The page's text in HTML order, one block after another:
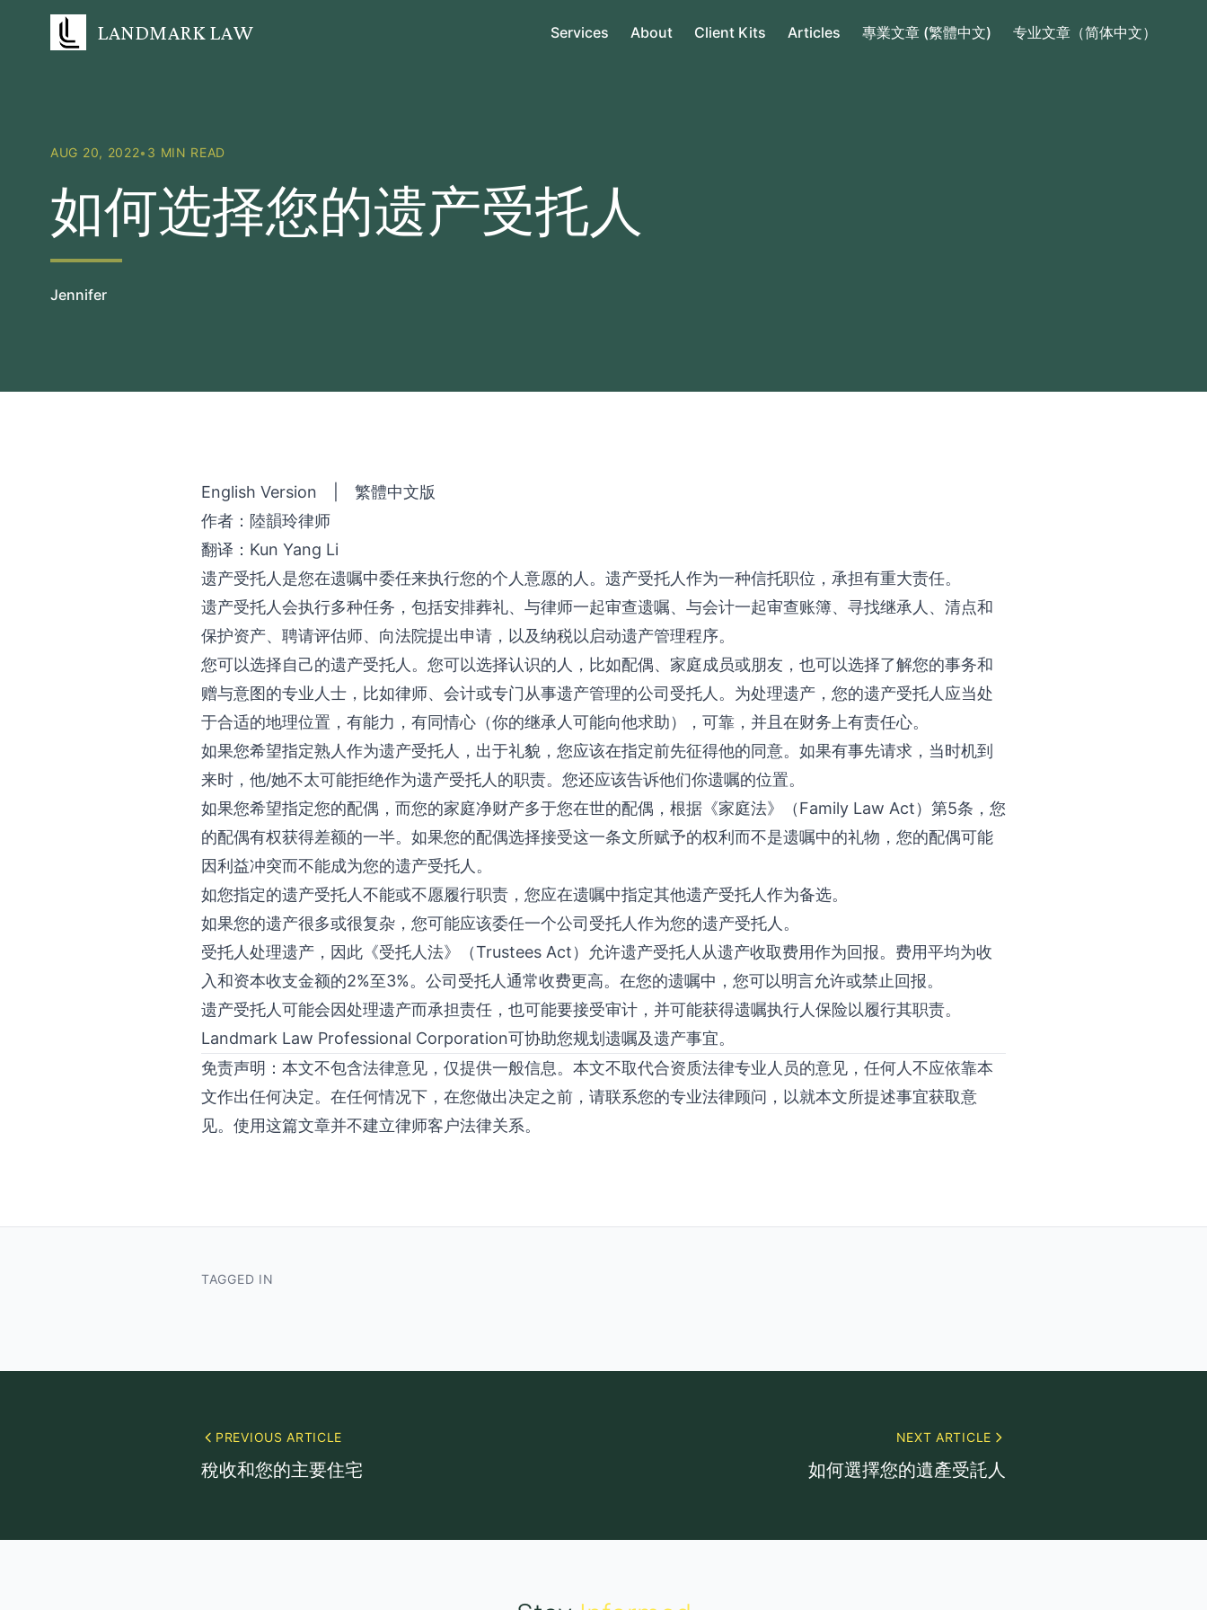
LANDMARK LAW Services About Client Kits Articles 專業文章 (繁體中文) 专业文章（简体中文）
AUG 20, 2022• 3 MIN READ
如何选择您的遗产受托人
Jennifer
English Version
繁體中文版
作者：陸韻玲律师
翻译：Kun Yang Li
遗产受托人是您在遗嘱中委任来执行您的个人意愿的人。遗产受托人作为一种信托职位，承担有重大责任。
遗产受托人会执行多种任务，包括安排葬礼、与律师一起审查遗嘱、与会计一起审查账簿、寻找继承人、清点和
保护资产、聘请评估师、向法院提出申请，以及纳税以启动遗产管理程序。
您可以选择自己的遗产受托人。您可以选择认识的人，比如配偶、家庭成员或朋友，也可以选择了解您的事务和
赠与意图的专业人士，比如律师、会计或专门从事遗产管理的公司受托人。为处理遗产，您的遗产受托人应当处
于合适的地理位置，有能力，有同情心（你的继承人可能向他求助），可靠，并且在财务上有责任心。
如果您希望指定熟人作为遗产受托人，出于礼貌，您应该在指定前先征得他的同意。如果有事先请求，当时机到
来时，他/她不太可能拒绝作为遗产受托人的职责。您还应该告诉他们你遗嘱的位置。
如果您希望指定您的配偶，而您的家庭净财产多于您在世的配偶，根据《家庭法》（Family Law Act）第5条，您
的配偶有权获得差额的一半。如果您的配偶选择接受这一条文所赋予的权利而不是遗嘱中的礼物，您的配偶可能
因利益冲突而不能成为您的遗产受托人。
如您指定的遗产受托人不能或不愿履行职责，您应在遗嘱中指定其他遗产受托人作为备选。
如果您的遗产很多或很复杂，您可能应该委任一个公司受托人作为您的遗产受托人。
受托人处理遗产，因此《受托人法》（Trustees Act）允许遗产受托人从遗产收取费用作为回报。费用平均为收
入和资本收支金额的2%至3%。公司受托人通常收费更高。在您的遗嘱中，您可以明言允许或禁止回报。
遗产受托人可能会因处理遗产而承担责任，也可能要接受审计，并可能获得遗嘱执行人保险以履行其职责。
Landmark Law Professional Corporation可协助您规划遗嘱及遗产事宜。
免责声明：本文不包含法律意见，仅提供一般信息。本文不取代合资质法律专业人员的意见，任何人不应依靠本
文作出任何决定。在任何情况下，在您做出决定之前，请联系您的专业法律顾问，以就本文所提述事宜获取意
见。使用这篇文章并不建立律师客户法律关系。
TAGGED IN
PREVIOUS ARTICLE
稅收和您的主要住宅
NEXT ARTICLE
如何選擇您的遺產受託人